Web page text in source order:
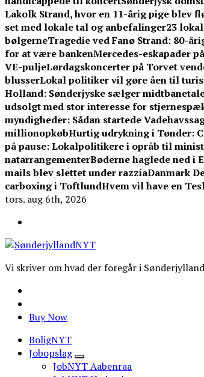
Lakolk Strand, hvor en 11-årig pige blev
set med lokale tal og anbefalinger23
bølgerneTragedie ved Fanø Strand: 80-
for at være bankenMercedes-eskapader
VE-puljeLørdagskoncerter på Torvet
blusserLokal politiker vil gøre åen til
Holland: Sønderjyske sælger
udsolgt med stor interesse for
myndigheder: Sådan startede
millionopkøbHurtig udrykning i Tønder:
på pause: Lokalpolitikere i opråb til
natarrangementerBøderne haglede ned
mails blev slettet under razziaDanmark
carboxing i ToftlundHvem vil have en
tors. aug 6th, 2026
Vi skriver om hvad der foregår i Sønderjylland
Buy Now
BoligNYT
Jobopslag
JobNYT Aabenraa